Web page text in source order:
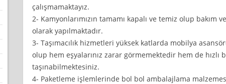
çalışmamaktayız.
2- Kamyonlarımızın tamamı kapalı ve temiz olup bakım
olarak yapılmaktadır.
3- Taşımacılık hizmetleri yüksek katlarda mobilya
olup hem eşyalarınız zarar görmemektedir hem de hızlı
taşınabilmektesiniz.
4- Paketleme işlemlerinde bol bol ambalajlama